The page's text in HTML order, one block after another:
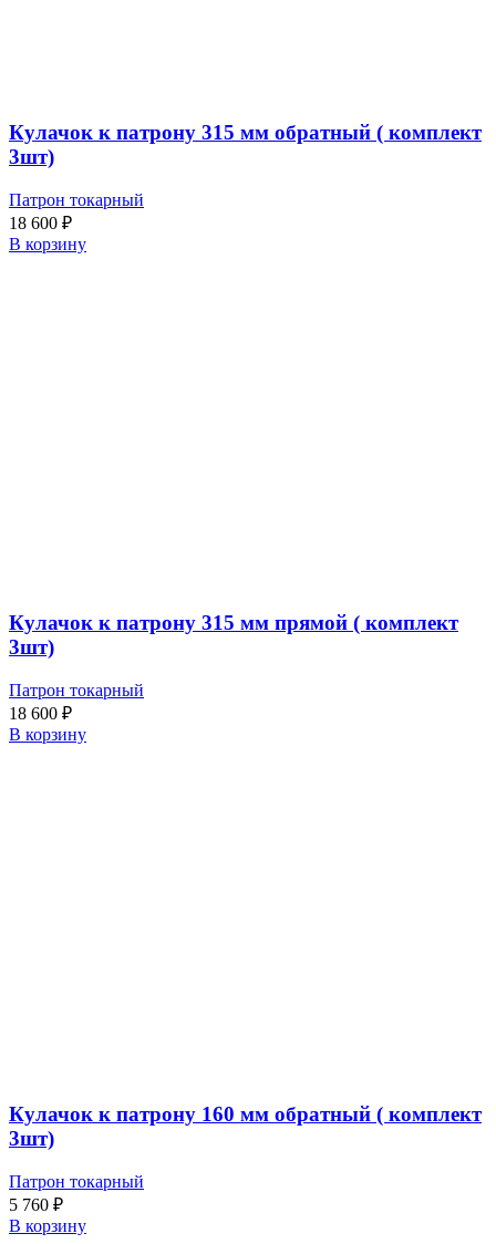
Кулачок к патрону 315 мм обратный ( комплект
3шт)
Патрон токарный
18 600 ₽
В корзину
Кулачок к патрону 315 мм прямой ( комплект
3шт)
Патрон токарный
18 600 ₽
В корзину
Кулачок к патрону 160 мм обратный ( комплект
3шт)
Патрон токарный
5 760 ₽
В корзину